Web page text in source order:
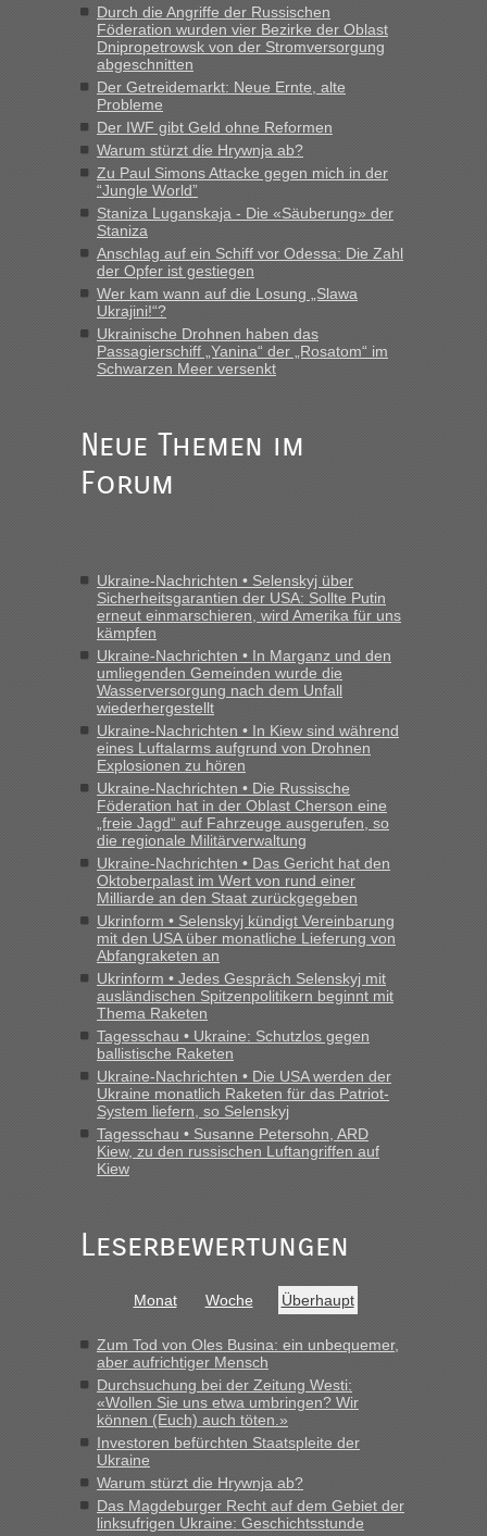
Strecke fahren wir nicht"
inBerichte und Reisetipps • Re: Mit dem Zug in
die Ukraine
„Man sollte aber explizit dazu schreiben, daß es ein Zug von
LeoExpress ist - und nur auf deren Webseite kann man die
Fahrkarten kaufen. Zumindest ist es die erste Umsteigefreie
Verbindung von Deutschland...“
Recht, Visa und Dokumente • Re: Deklaration
gebrauchter Kleidung beim Zoll
„Vielen Dank, mit einem Briefchen meiner Frau im Gepäck
gab es keine Probleme“
fast 11 Milliarden aufgedeckt
„Am besten wäre natürlich, wenn die Frau mit dabei ist.
Alleinreisende Männer stehen schließlich immer unter
Milliarden aufgedeckt
„Kein Zoll. Du musst an sich nur sagen dass das privat ist
und du nicht damit handeln willst. So lange das nicht
Originalverpackt ist und ersichlich das nicht neu sollte es
keine Probleme geben“
Recht, Visa und Dokumente • Deklaration
gebrauchter Kleidung beim Zoll
„Hallo Leute, ich weiß nicht, ob ich hier richtig bin mit meiner
Anfrage. Ich möchte 4 Umzugskartons mit gebrauchter
Straßen Kleidung bei der Einreise in die Ukraine
mitnehmen. Es ist gebrauchte Kleidung...“
Berichte und Reisetipps • Re: An welchem
Grenzübergang zwischen Polen und der Ukraine geht es am
schnellsten?
„Wir sind mit unserem Wohnmobil, wie geplant am Montag
15.6. in Krakovets rüber. Sehr zeitig los gegen 5 Uhr in der
Früh. Mit sehr sehr wenig Verkehr, super bis zur Grenze. Nur
8 PKW vor der Schranke....“
Berichte und Reisetipps • Re: An welchem
Grenzübergang zwischen Polen und der Ukraine geht es am
schnellsten?
„Gestern 6 Stunden warten vor der Grenze Richtung Polen
in Krakowez mit dem Kleinbus. Abfertigung ging dann
schnell da auch Passagiere mit EU-Pass dabei waren“
Grenzübergang zwischen Polen und der Ukraine geht es am
schnellsten?
„Bin am Montag 15.6.26 um 8 Uhr in Urgyniw ausgereist,
das erste Mal an einem Montagmorgen ca. 15 Fahrzeuge
Minuten wurde dann die nächste Welle...“
Berichte und Reisetipps • Re: An welchem
Grenzübergang zwischen Polen und der Ukraine geht es am
schnellsten?
„Derzeit, ist es überall sehr voll an den Grenzen Ukraine/
Polen. Zb. Krakovets 100 PKW ca. 10 h Wartezeit. Wollen
Montag rüber, versuchen es sehr früh.“
Durch die Angriffe der Russischen
Föderation wurden vier Bezirke der Oblast
Dnipropetrowsk von der Stromversorgung
abgeschnitten
Der Getreidemarkt: Neue Ernte, alte
Probleme
Der IWF gibt Geld ohne Reformen
Warum stürzt die Hrywnja ab?
Zu Paul Simons Attacke gegen mich in der
“Jungle World”
Staniza Luganskaja - Die «Säuberung» der
Staniza
Anschlag auf ein Schiff vor Odessa: Die Zahl
der Opfer ist gestiegen
Wer kam wann auf die Losung „Slawa
Ukrajini!“?
Ukrainische Drohnen haben das
Passagierschiff „Yanina“ der „Rosatom“ im
Schwarzen Meer versenkt
Neue Themen im
Forum
Ukraine-Nachrichten • Selenskyj über
Sicherheitsgarantien der USA: Sollte Putin
erneut einmarschieren, wird Amerika für uns
kämpfen
Ukraine-Nachrichten • In Marganz und den
umliegenden Gemeinden wurde die
Wasserversorgung nach dem Unfall
wiederhergestellt
Ukraine-Nachrichten • In Kiew sind während
eines Luftalarms aufgrund von Drohnen
Explosionen zu hören
Ukraine-Nachrichten • Die Russische
Föderation hat in der Oblast Cherson eine
„freie Jagd“ auf Fahrzeuge ausgerufen, so
die regionale Militärverwaltung
Ukraine-Nachrichten • Das Gericht hat den
Oktoberpalast im Wert von rund einer
Milliarde an den Staat zurückgegeben
Ukrinform • Selenskyj kündigt Vereinbarung
mit den USA über monatliche Lieferung von
Abfangraketen an
Ukrinform • Jedes Gespräch Selenskyj mit
ausländischen Spitzenpolitikern beginnt mit
Thema Raketen
Tagesschau • Ukraine: Schutzlos gegen
ballistische Raketen
Ukraine-Nachrichten • Die USA werden der
Ukraine monatlich Raketen für das Patriot-
System liefern, so Selenskyj
Tagesschau • Susanne Petersohn, ARD
Kiew, zu den russischen Luftangriffen auf
Kiew
Leserbewertungen
Monat Woche Überhaupt
Zum Tod von Oles Busina: ein unbequemer,
aber aufrichtiger Mensch
Durchsuchung bei der Zeitung Westi:
«Wollen Sie uns etwa umbringen? Wir
können (Euch) auch töten.»
Investoren befürchten Staatspleite der
Ukraine
Warum stürzt die Hrywnja ab?
Das Magdeburger Recht auf dem Gebiet der
linksufrigen Ukraine: Geschichtsstunde